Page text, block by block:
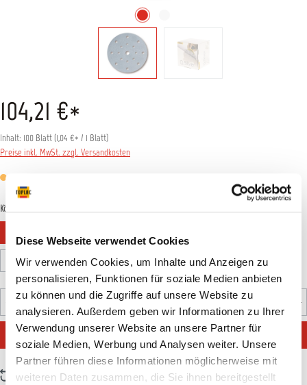
Diese Webseite verwendet Cookies
Wir verwenden Cookies, um Inhalte und Anzeigen zu
personalisieren, Funktionen für soziale Medien anbieten
zu können und die Zugriffe auf unsere Website zu
analysieren. Außerdem geben wir Informationen zu Ihrer
Verwendung unserer Website an unsere Partner für
soziale Medien, Werbung und Analysen weiter. Unsere
Partner führen diese Informationen möglicherweise mit
weiteren Daten zusammen, die Sie ihnen bereitgestellt
104,21 €*
Inhalt: 100 Blatt (1,04 €* / 1 Blatt)
Preise inkl. MwSt. zzgl. Versandkosten
Körnung
P240 P280 P320 P400 P500 P800
Produkt Anzahl: Gib den gewünschten Wert ein oder
Pack
IN DEN WARENKORB
Zum Vergleich hinzufügen